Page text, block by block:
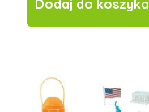
Dodaj do koszyka